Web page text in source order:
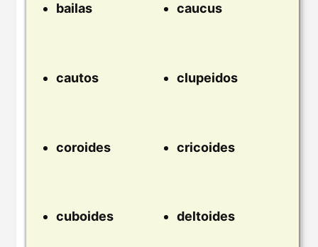
bailas caucus
cautos clupeidos
coroides cricoides
cuboides deltoides